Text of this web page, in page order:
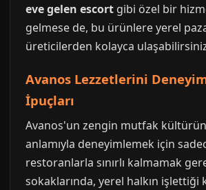
eve gelen escort gibi özel bir
gelmese de, bu ürünlere yerel
üreticilerden kolayca
Avanos Lezzetlerini
İpuçları
Avanos'un zengin mutfak
anlamıyla deneyimlemek için
restoranlarla sınırlı kalmamak
sokaklarında, yerel halkın işlettiği